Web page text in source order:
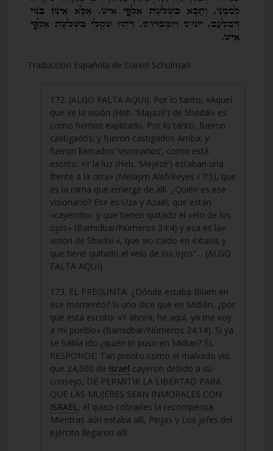
Traducción Española de Daniel Schulman
172. (ALGO FALTA AQUI). Por lo tanto, «Aquel
que ve la visión (Heb. ‘Majazé’) de Shadai» es
como hemos explicado. Por lo tanto, fueron
castigados; y fueron castigados Arriba; y
fueron llamados ‘visionarios’, como está
escrito: «Y la luz (Heb. ‘Mejezé’) estaban una
frente a la otra» (Melajim Alef/Reyes I 7:5), que
es la rama que emerge de allí. ¿Quién es ese
visionario? Ese es Uza y Azael, que están
«cayendo». y que tienen quitado el velo de los
ojos» (Bamidbar/Números 24:4) y esa es la»
visión de Shadai «, que vio caído en éxtasis y
que tiene quitado el velo de los ojos”… (ALGO
FALTA AQUÍ).
173. ÉL PREGUNTA: ¿Dónde estaba Bilam en
ese momento? Si uno dice que en Midián, ¿por
qué está escrito: «Y ahora, he aquí, ya me voy
a mi pueblo» (Bamidbar/Números 24:14). Si ya
se había ido ¿quién lo puso en Midian? ÉL
RESPONDE: Tan pronto como el malvado vio
que 24,000 de Israel cayeron debido a su
consejo, DE PERMITIR LA LIBERTAD PARA
QUE LAS MUJERES SEAN INMORALES CON
ISRAEL, él quiso cobrarles la recompensa.
Mientras aún estaba allí, Pinjas y Los jefes del
ejército llegaron allí.